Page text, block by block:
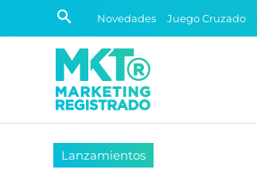
Novedades Juego Cruzado
Lanzamientos